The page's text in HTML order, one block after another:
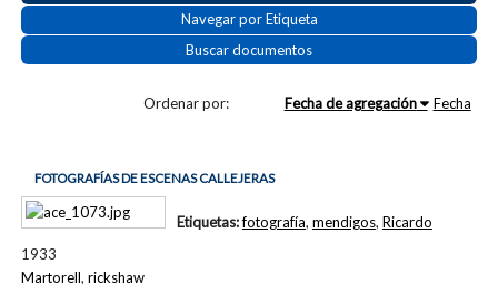
Navegar por Etiqueta
Buscar documentos
Ordenar por: Fecha de agregación Fecha
FOTOGRAFÍAS DE ESCENAS CALLEJERAS
1933
Etiquetas:fotografía, mendigos, Ricardo
Martorell,rickshaw